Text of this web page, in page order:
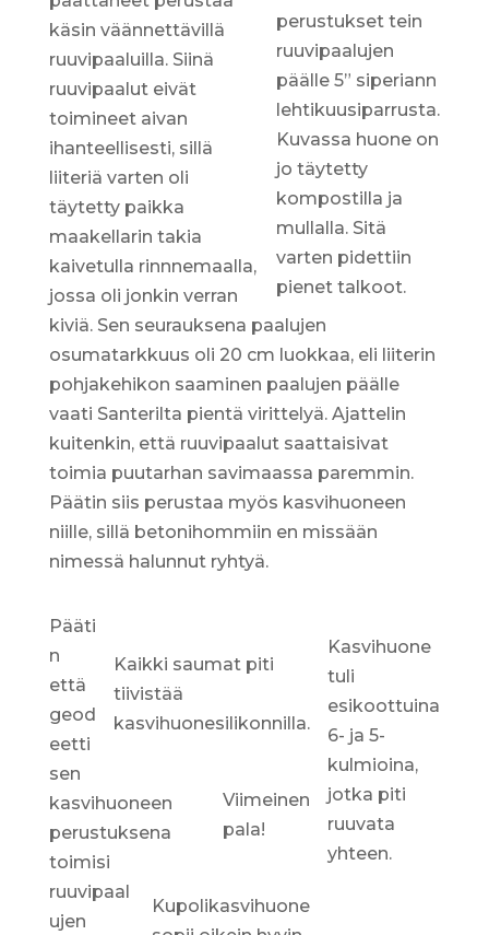
perustukset tein
ruuvipaalujen
päälle 5” siperiann
lehtikuusiparrusta.
Kuvassa huone on
jo täytetty
kompostilla ja
mullalla. Sitä
varten pidettiin
pienet talkoot.
käsin väännettävillä
ruuvipaaluilla. Siinä
ruuvipaalut eivät
toimineet aivan
ihanteellisesti, sillä
liiteriä varten oli
täytetty paikka
maakellarin takia
kaivetulla rinnnemaalla,
jossa oli jonkin verran
kiviä. Sen seurauksena paalujen
osumatarkkuus oli 20 cm luokkaa, eli liiterin
pohjakehikon saaminen paalujen päälle
vaati Santerilta pientä virittelyä. Ajattelin
kuitenkin, että ruuvipaalut saattaisivat
toimia puutarhan savimaassa paremmin.
Päätin siis perustaa myös kasvihuoneen
niille, sillä betonihommiin en missään
nimessä halunnut ryhtyä.
Kasvihuone
tuli
esikoottuina
6- ja 5-
kulmioina,
jotka piti
ruuvata
yhteen.
Kaikki saumat piti
tiivistää
kasvihuonesilikonnilla.
Viimeinen
pala!
Kupolikasvihuone
Pääti
n
että
geod
eetti
sen
kasvihuoneen
perustuksena
toimisi
ruuvipaal
ujen